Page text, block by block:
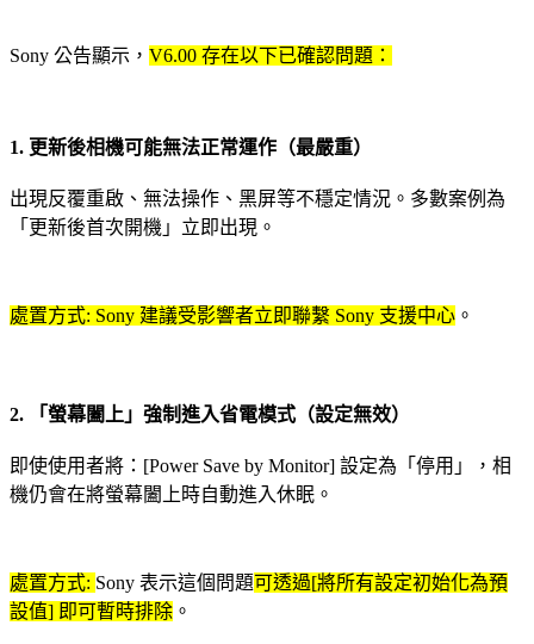
Sony 公告顯示， V6.00 存在以下已確認問題：
1. 更新後相機可能無法正常運作（最嚴重）
出現反覆重啟、無法操作、黑屏等不穩定情況。多數案例為
「更新後首次開機」立即出現。
處置方式: Sony 建議受影響者立即聯繫 Sony 支援中心 。
2. 「螢幕闔上」強制進入省電模式（設定無效）
即使使用者將：[Power Save by Monitor] 設定為「停用」， 相
機仍會在將螢幕闔上時自動進入休眠。
處置方式: Sony 表示這個問題可透過[將所有設定初始化為預
設值] 即可暫時排除 。